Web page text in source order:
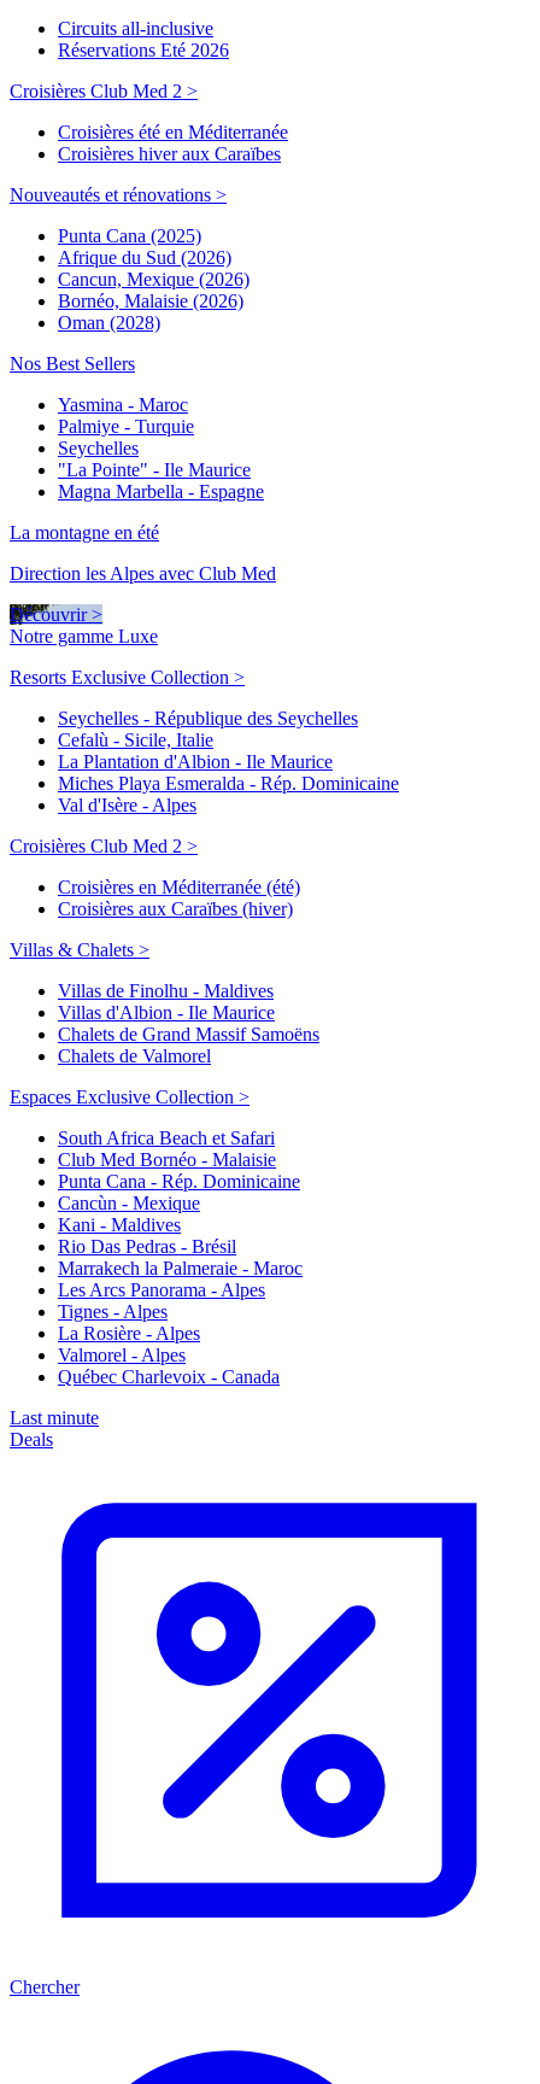
Circuits all-inclusive
Réservations Eté 2026
Croisières Club Med 2 >
Croisières été en Méditerranée
Croisières hiver aux Caraïbes
Nouveautés et rénovations >
Punta Cana (2025)
Afrique du Sud (2026)
Cancun, Mexique (2026)
Bornéo, Malaisie (2026)
Oman (2028)
Nos Best Sellers
Yasmina - Maroc
Palmiye - Turquie
Seychelles
"La Pointe" - Ile Maurice
Magna Marbella - Espagne
La montagne en été
Direction les Alpes avec Club Med
Découvrir >
Notre gamme Luxe
Resorts Exclusive Collection >
Seychelles - République des Seychelles
Cefalù - Sicile, Italie
La Plantation d'Albion - Ile Maurice
Miches Playa Esmeralda - Rép. Dominicaine
Val d'Isère - Alpes
Croisières Club Med 2 >
Croisières en Méditerranée (été)
Croisières aux Caraïbes (hiver)
Villas & Chalets >
Villas de Finolhu - Maldives
Villas d'Albion - Ile Maurice
Chalets de Grand Massif Samoëns
Chalets de Valmorel
Espaces Exclusive Collection >
South Africa Beach et Safari
Club Med Bornéo - Malaisie
Punta Cana - Rép. Dominicaine
Cancùn - Mexique
Kani - Maldives
Rio Das Pedras - Brésil
Marrakech la Palmeraie - Maroc
Les Arcs Panorama - Alpes
Tignes - Alpes
La Rosière - Alpes
Valmorel - Alpes
Québec Charlevoix - Canada
Last minute
Deals
Chercher